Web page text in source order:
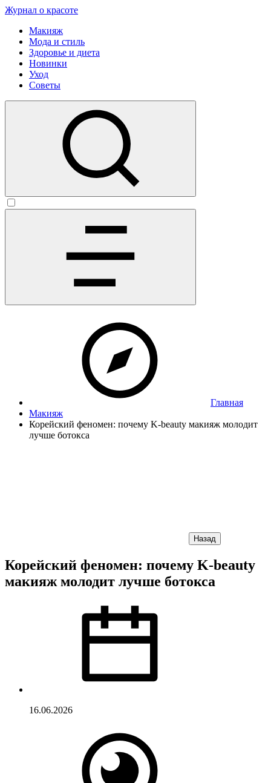
Журнал о красоте
Макияж
Мода и стиль
Здоровье и диета
Новинки
Уход
Советы
Главная
Макияж
Корейский феномен: почему K-beauty макияж молодит
лучше ботокса
Назад
Корейский феномен: почему K-beauty
макияж молодит лучше ботокса
16.06.2026